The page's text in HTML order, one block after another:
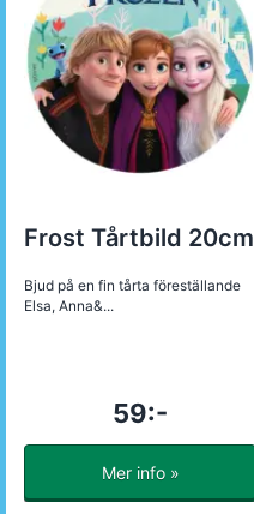
Frost Tårtbild 20cm
Bjud på en fin tårta föreställande
Elsa, Anna&...
59:-
Mer info »